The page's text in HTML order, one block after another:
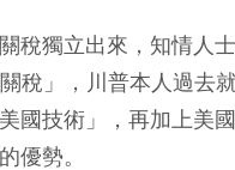
稅獨立出來，知情人
稅」，川普本人過去
國技術」，再加上美
優勢。